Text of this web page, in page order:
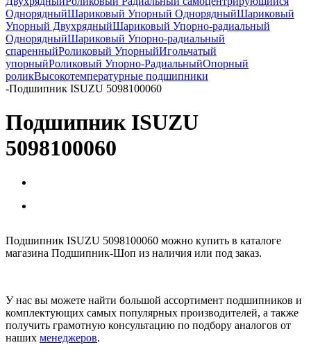
ОднорядныйШариковый Упорный ОднорядныйШариковый
Упорный ДвухрядныйШариковый Упорно-радиальный
ОднорядныйШариковый Упорно-радиальный
спаренныйРоликовый УпорныйИгольчатый
упорныйРоликовый Упорно-РадиальныйОпорный
роликВысокотемпературные подшипники
-Подшипник ISUZU 5098100060
Подшипник ISUZU
5098100060
Подшипник ISUZU 5098100060 можно купить в каталоге
магазина Подшипник-Шоп из наличия или под заказ.
У нас вы можете найти большой ассортимент подшипников и
комплектующих самых популярных производителей, а также
получить грамотную консультацию по подбору аналогов от
наших менеджеров.